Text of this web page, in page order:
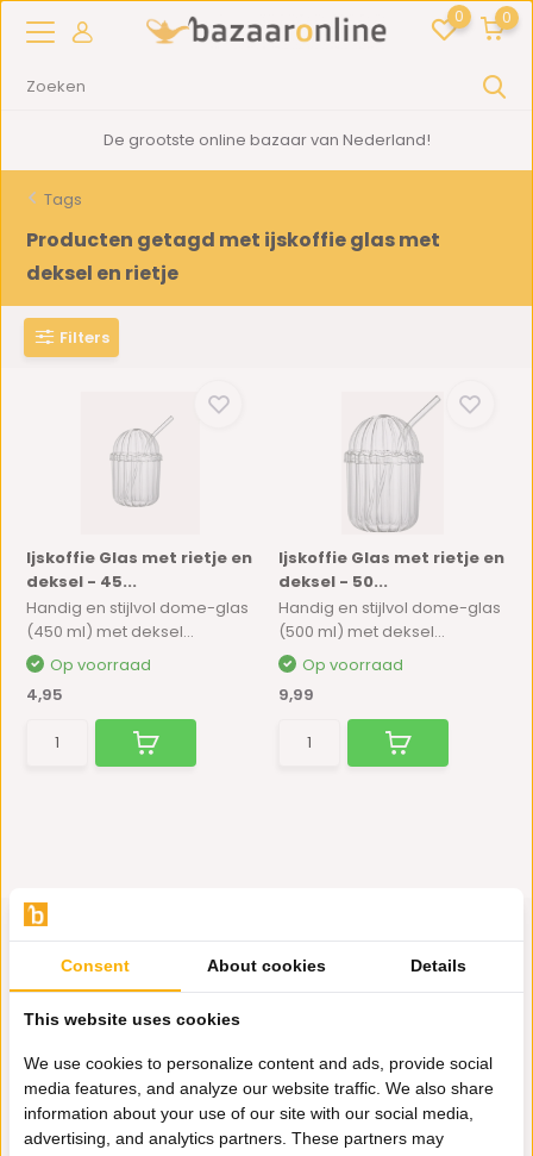
0 0
De grootste online bazaar van Nederland!
Tags
Producten getagd met ijskoffie glas met
deksel en rietje
Filters
Ijskoffie Glas met rietje en
deksel - 45...
Handig en stijlvol dome-glas
(450 ml) met deksel...
Op voorraad
4,95
Ijskoffie Glas met rietje en
deksel - 50...
Handig en stijlvol dome-glas
(500 ml) met deksel...
Op voorraad
9,99
Hulp nodig?
Whatsapp ons
Consent About cookies Details
This website uses cookies
We use cookies to personalize content and ads, provide social
media features, and analyze our website traffic. We also share
information about your use of our site with our social media,
advertising, and analytics partners. These partners may